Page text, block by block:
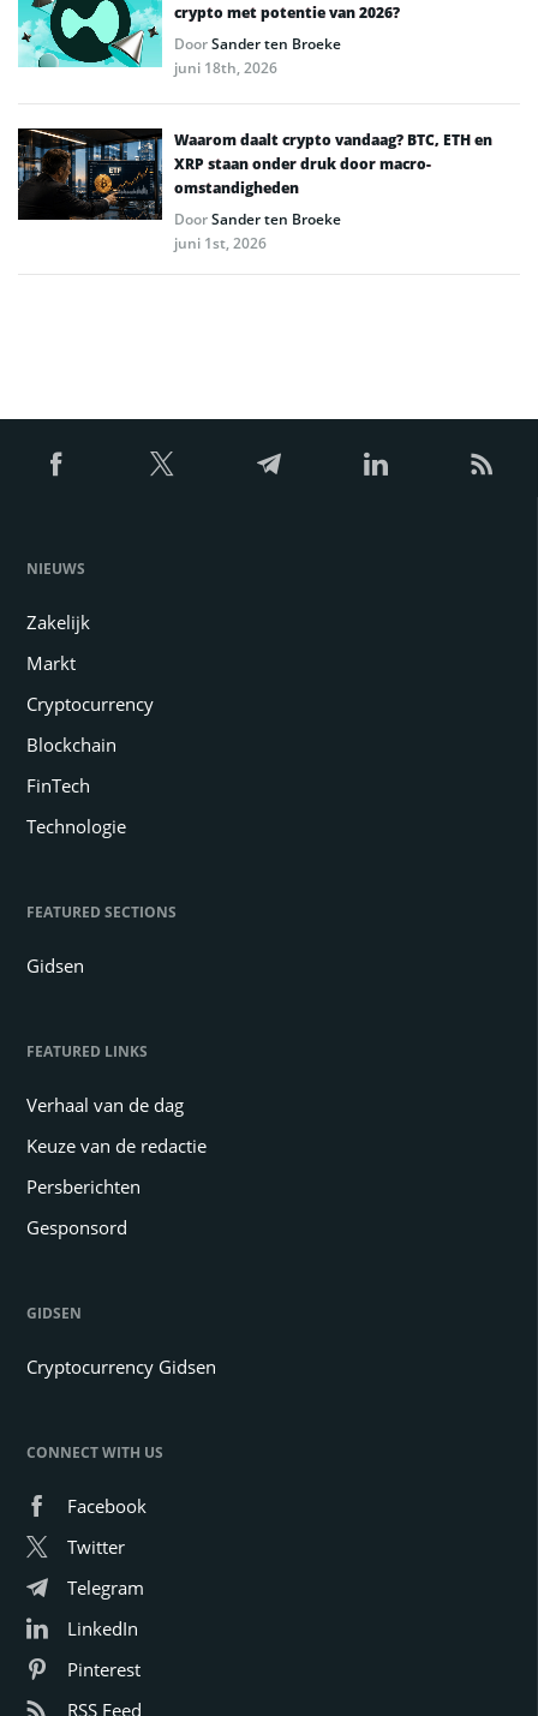
crypto met potentie van 2026?
DoorSander ten Broeke
juni 18th, 2026
Waarom daalt crypto vandaag? BTC, ETH en
XRP staan onder druk door macro-
omstandigheden
DoorSander ten Broeke
juni 1st, 2026
NIEUWS
Zakelijk
Markt
Cryptocurrency
Blockchain
FinTech
Technologie
FEATURED SECTIONS
Gidsen
FEATURED LINKS
Verhaal van de dag
Keuze van de redactie
Persberichten
Gesponsord
GIDSEN
Cryptocurrency Gidsen
CONNECT WITH US
Facebook
Twitter
Telegram
LinkedIn
Pinterest
RSS Feed